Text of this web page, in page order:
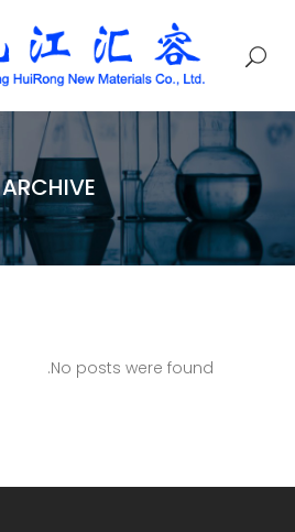
ARCHIVE
No posts were found.